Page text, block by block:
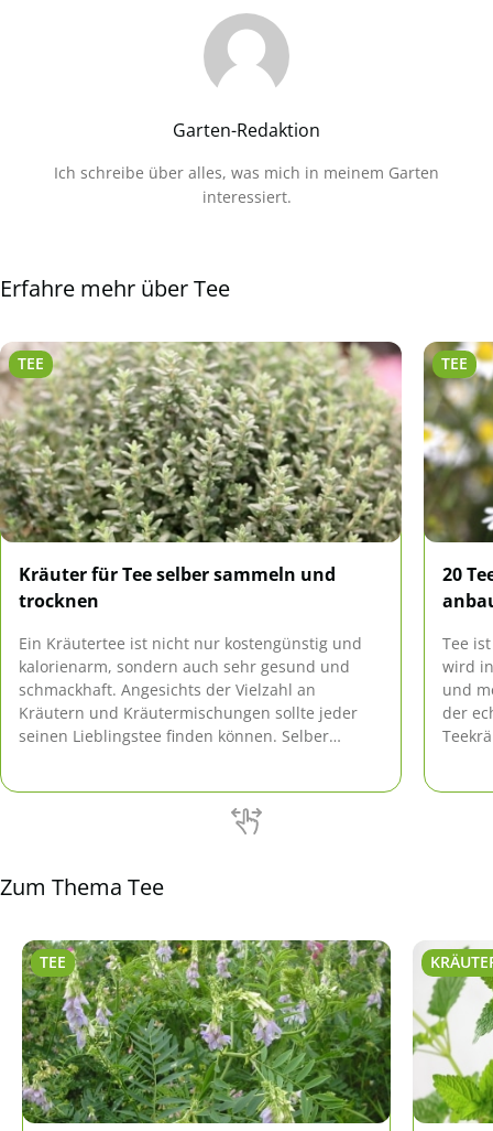
Garten-Redaktion
Ich schreibe über alles, was mich in meinem Garten
interessiert.
Erfahre mehr über Tee
TEE
Kräuter für Tee selber sammeln und
trocknen
Ein Kräutertee ist nicht nur kostengünstig und
kalorienarm, sondern auch sehr gesund und
schmackhaft. Angesichts der Vielzahl an
Kräutern und Kräutermischungen sollte jeder
seinen Lieblingstee finden können. Selber
TEE
20
Tee
wird
und
der
Zum Thema Tee
TEE